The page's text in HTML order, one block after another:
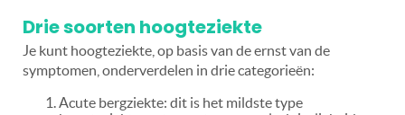
Drie soorten hoogteziekte
Je kunt hoogteziekte, op basis van de ernst van de
symptomen, onderverdelen in drie categorieën:
Acute bergziekte: dit is het mildste type